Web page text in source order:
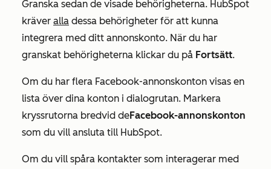
Granska sedan de visade behörigheterna. HubSpot
kräver alla dessa behörigheter för att kunna
integrera med ditt annonskonto. När du har
granskat behörigheterna klickar du på Fortsätt.
Om du har flera Facebook-annonskonton visas en
lista över dina konton i dialogrutan. Markera
kryssrutorna bredvid deFacebook-annonskonton
som du vill ansluta till HubSpot.
Om du vill spåra kontakter som interagerar med